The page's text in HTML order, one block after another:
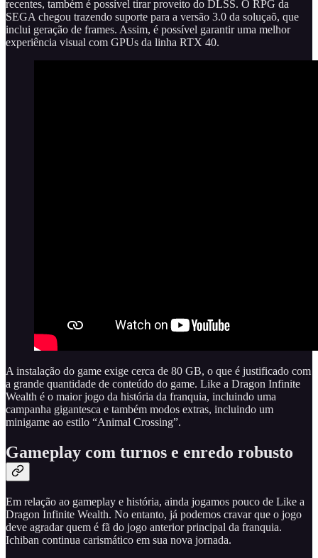
recentes, também é possível tirar proveito do DLSS. O RPG da
SEGA chegou trazendo suporte para a versão 3.0 da soluçaõ, que
inclui geração de frames. Assim, é possível garantir uma melhor
experiência visual com GPUs da linha RTX 40.
A instalação do game exige cerca de 80 GB, o que é justificado com
a grande quantidade de conteúdo do game. Like a Dragon Infinite
Wealth é o maior jogo da história da franquia, incluindo uma
campanha gigantesca e também modos extras, incluindo um
minigame ao estilo “Animal Crossing”.
Gameplay com turnos e enredo robusto
Em relação ao gameplay e história, ainda jogamos pouco de Like a
Dragon Infinite Wealth. No entanto, já podemos cravar que o jogo
deve agradar quem é fã do jogo anterior principal da franquia.
Ichiban continua carismático em sua nova jornada.